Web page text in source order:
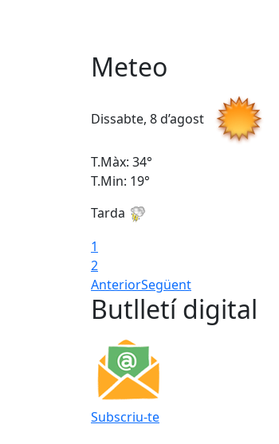
Meteo
Dissabte, 8 d’agost
T.Màx: 34°
T.Min: 19°
Tarda
1
2
AnteriorSegüent
Butlletí digital
Subscriu-te